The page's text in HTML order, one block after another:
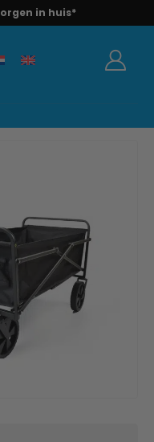
in huis*